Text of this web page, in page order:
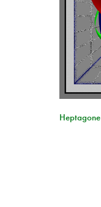
Heptagone